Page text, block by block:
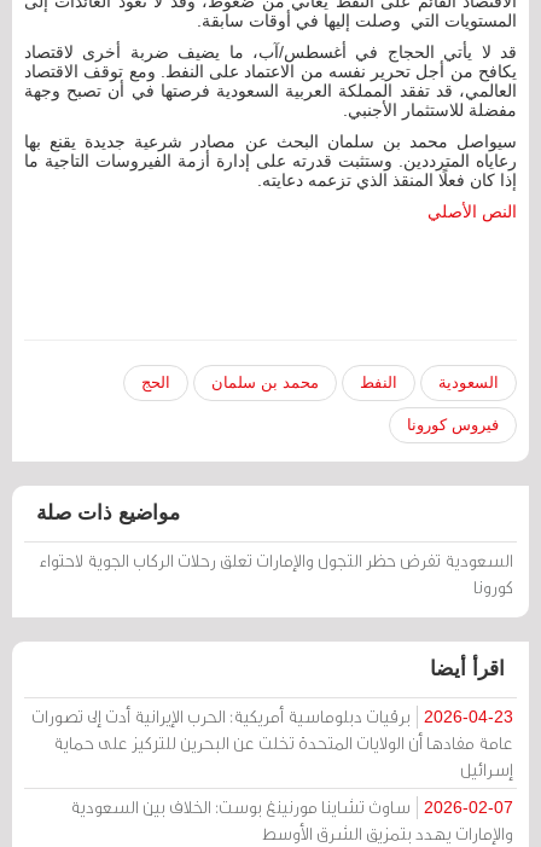
المستويات التي وصلت إليها في أوقات سابقة.
قد لا يأتي الحجاج في أغسطس/آب، ما يضيف ضربة أخرى لاقتصاد
يكافح من أجل تحرير نفسه من الاعتماد على النفط. ومع توقف الاقتصاد
العالمي، قد تفقد المملكة العربية السعودية فرصتها في أن تصبح وجهة
مفضلة للاستثمار الأجنبي.
سيواصل محمد بن سلمان البحث عن مصادر شرعية جديدة يقنع بها
رعاياه المترددين. وستثبت قدرته على إدارة أزمة الفيروسات التاجية ما
إذا كان فعلًا المنقذ الذي تزعمه دعايته.
النص الأصلي
السعودية النفط محمد بن سلمان الحج
فيروس كورونا
مواضيع ذات صلة
السعودية تفرض حظر التجول والإمارات تعلق رحلات الركاب الجوية لاحتواء
كورونا
اقرأ أيضا
2026-04-23
برقيات دبلوماسية أمريكية: الحرب الإيرانية أدت إلى تصورات
عامة مفادها أن الولايات المتحدة تخلت عن البحرين للتركيز على حماية
إسرائيل
2026-02-07
ساوث تشاينا مورنينغ بوست: الخلاف بين السعودية
والإمارات يهدد بتمزيق الشرق الأوسط